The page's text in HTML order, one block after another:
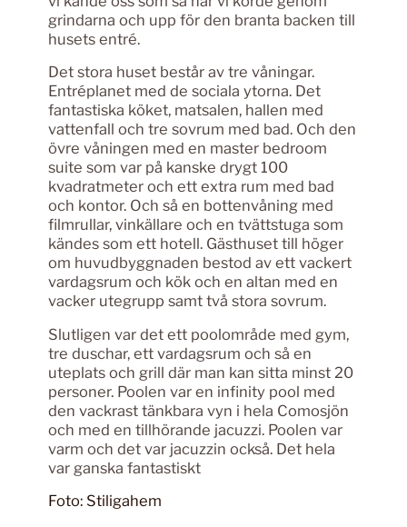
grindarna och upp för den branta backen till
husets entré.
Det stora huset består av tre våningar.
Entréplanet med de sociala ytorna. Det
fantastiska köket, matsalen, hallen med
vattenfall och tre sovrum med bad. Och den
övre våningen med en master bedroom
suite som var på kanske drygt 100
kvadratmeter och ett extra rum med bad
och kontor. Och så en bottenvåning med
filmrullar, vinkällare och en tvättstuga som
kändes som ett hotell. Gästhuset till höger
om huvudbyggnaden bestod av ett vackert
vardagsrum och kök och en altan med en
vacker utegrupp samt två stora sovrum.
Slutligen var det ett poolområde med gym,
tre duschar, ett vardagsrum och så en
uteplats och grill där man kan sitta minst 20
personer. Poolen var en infinity pool med
den vackrast tänkbara vyn i hela Comosjön
och med en tillhörande jacuzzi. Poolen var
varm och det var jacuzzin också. Det hela
var ganska fantastiskt
Foto: Stiligahem